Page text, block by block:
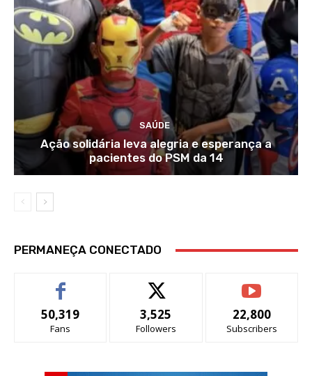
SAÚDE
Ação solidária leva alegria e esperança a
pacientes do PSM da 14
PERMANEÇA CONECTADO
50,319
Fans
3,525
Followers
22,800
Subscribers